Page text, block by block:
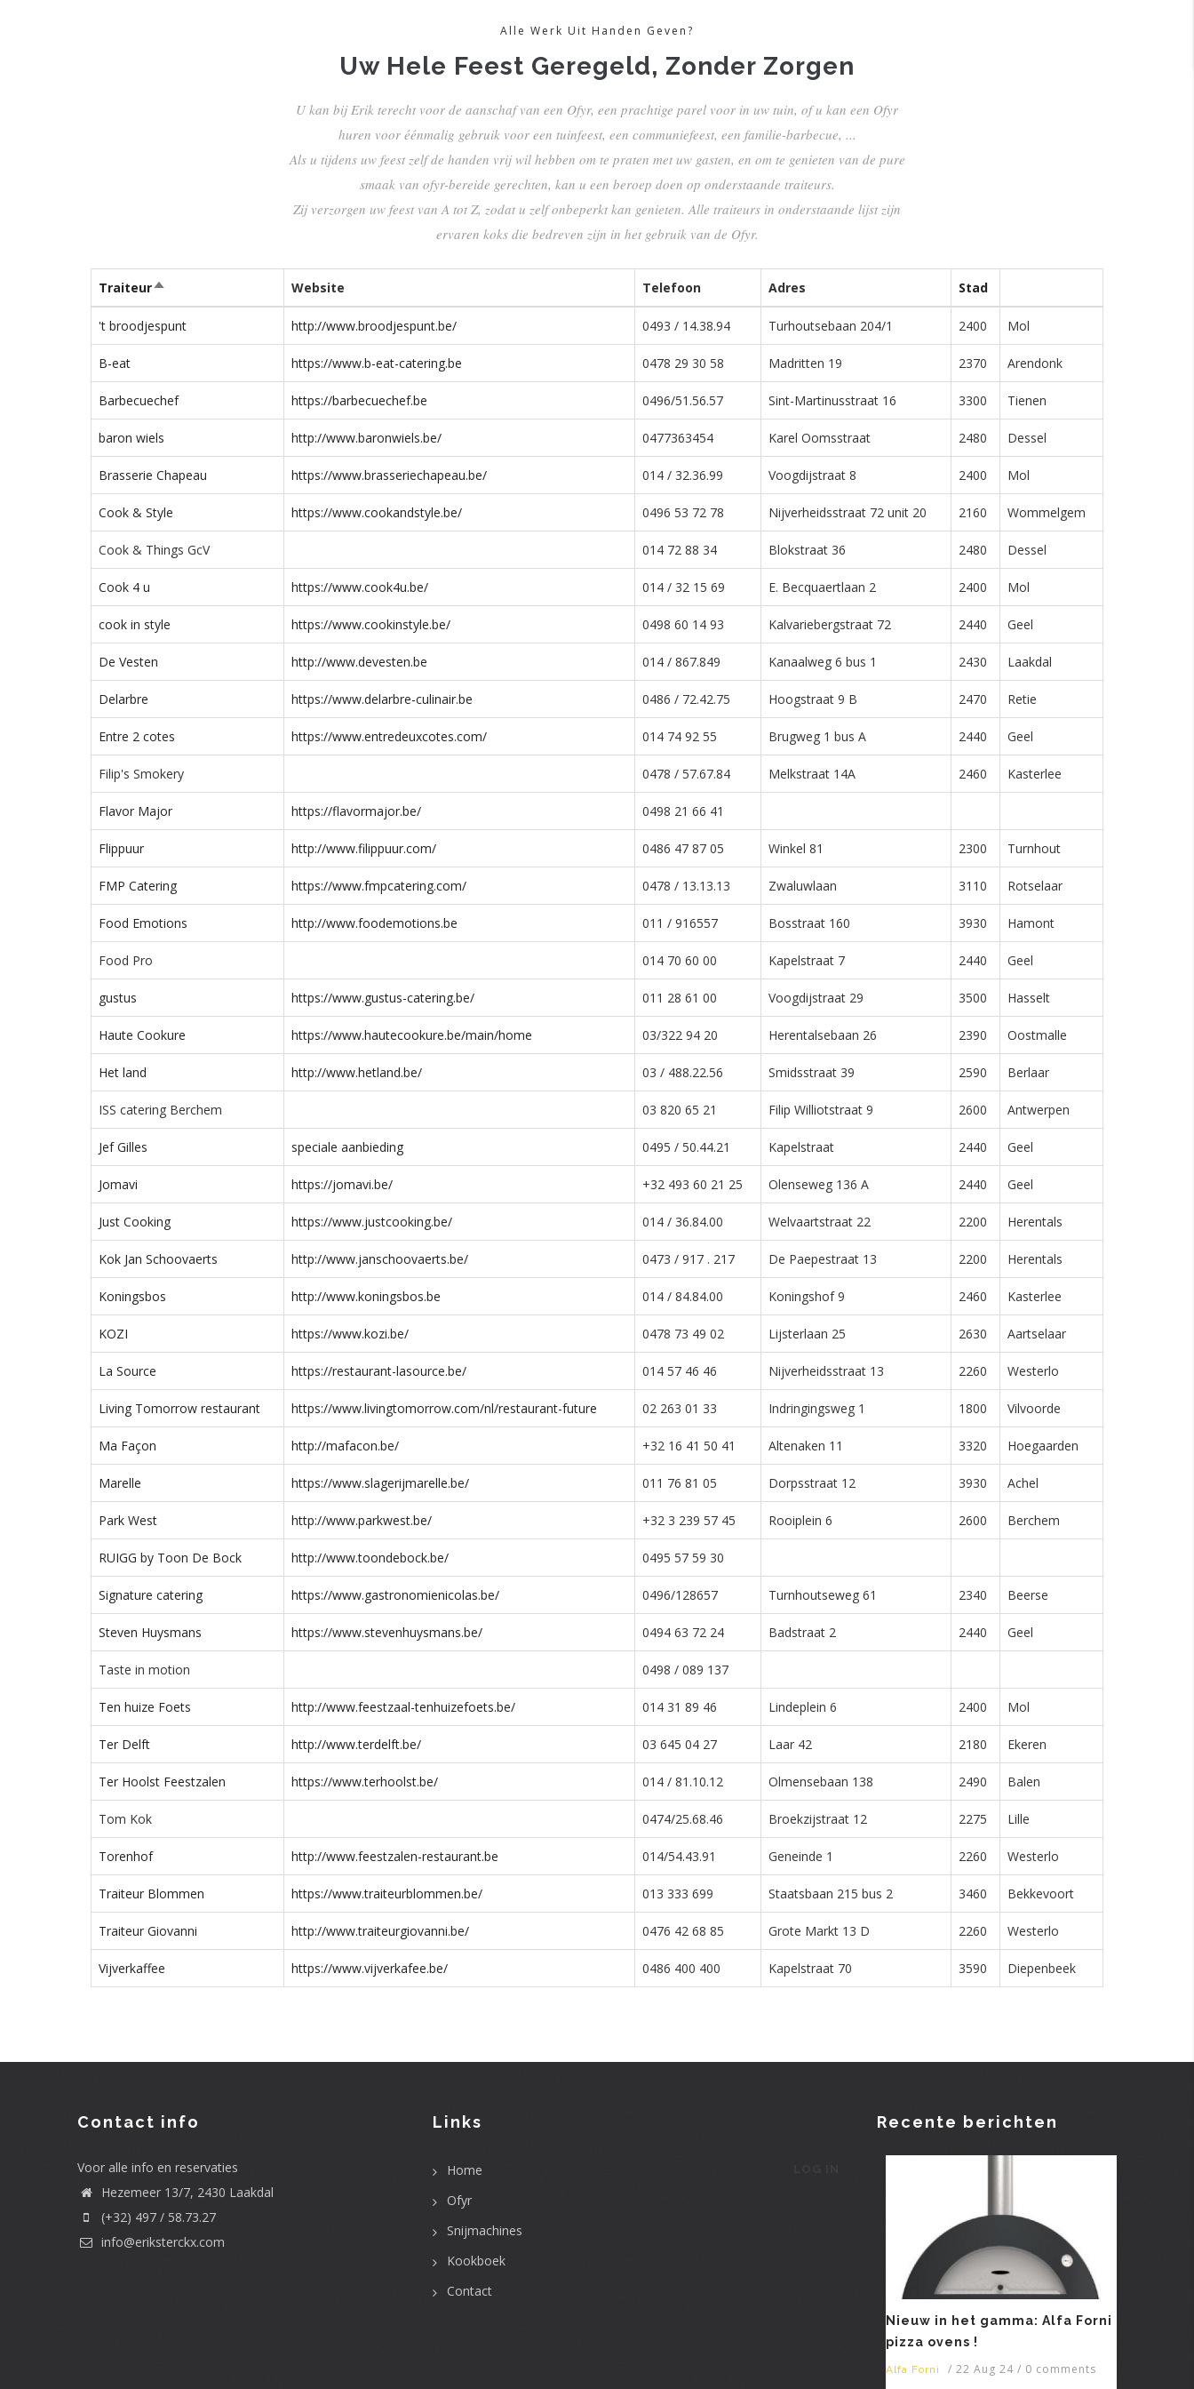
Alle Werk Uit Handen Geven?
Uw Hele Feest Geregeld, Zonder Zorgen
U kan bij Erik terecht voor de aanschaf van een Ofyr, een prachtige parel voor in uw tuin, of u kan een Ofyr
huren voor éénmalig gebruik voor een tuinfeest, een communiefeest, een familie-barbecue, ...
Als u tijdens uw feest zelf de handen vrij wil hebben om te praten met uw gasten, en om te genieten van de pure
smaak van ofyr-bereide gerechten, kan u een beroep doen op onderstaande traiteurs.
Zij verzorgen uw feest van A tot Z, zodat u zelf onbeperkt kan genieten. Alle traiteurs in onderstaande lijst zijn
ervaren koks die bedreven zijn in het gebruik van de Ofyr.
TraiteurSort
descending
Website Telefoon Adres Stad
't broodjespunt http://www.broodjespunt.be/ 0493 / 14.38.94 Turhoutsebaan 204/1 2400 Mol
B-eat https://www.b-eat-catering.be 0478 29 30 58 Madritten 19 2370 Arendonk
Barbecuechef https://barbecuechef.be 0496/51.56.57 Sint-Martinusstraat 16 3300 Tienen
baron wiels http://www.baronwiels.be/ 0477363454 Karel Oomsstraat 2480 Dessel
Brasserie Chapeau https://www.brasseriechapeau.be/ 014 / 32.36.99 Voogdijstraat 8 2400 Mol
Cook & Style https://www.cookandstyle.be/ 0496 53 72 78 Nijverheidsstraat 72 unit 20 2160 Wommelgem
Cook & Things GcV 014 72 88 34 Blokstraat 36 2480 Dessel
Cook 4 u https://www.cook4u.be/ 014 / 32 15 69 E. Becquaertlaan 2 2400 Mol
cook in style https://www.cookinstyle.be/ 0498 60 14 93 Kalvariebergstraat 72 2440 Geel
De Vesten http://www.devesten.be 014 / 867.849 Kanaalweg 6 bus 1 2430 Laakdal
Delarbre https://www.delarbre-culinair.be 0486 / 72.42.75 Hoogstraat 9 B 2470 Retie
Entre 2 cotes https://www.entredeuxcotes.com/ 014 74 92 55 Brugweg 1 bus A 2440 Geel
Filip's Smokery 0478 / 57.67.84 Melkstraat 14A 2460 Kasterlee
Flavor Major https://flavormajor.be/ 0498 21 66 41
Flippuur http://www.filippuur.com/ 0486 47 87 05 Winkel 81 2300 Turnhout
FMP Catering https://www.fmpcatering.com/ 0478 / 13.13.13 Zwaluwlaan 3110 Rotselaar
Food Emotions http://www.foodemotions.be 011 / 916557 Bosstraat 160 3930 Hamont
Food Pro 014 70 60 00 Kapelstraat 7 2440 Geel
gustus https://www.gustus-catering.be/ 011 28 61 00 Voogdijstraat 29 3500 Hasselt
Haute Cookure https://www.hautecookure.be/main/home 03/322 94 20 Herentalsebaan 26 2390 Oostmalle
Het land http://www.hetland.be/ 03 / 488.22.56 Smidsstraat 39 2590 Berlaar
ISS catering Berchem 03 820 65 21 Filip Williotstraat 9 2600 Antwerpen
Jef Gilles speciale aanbieding 0495 / 50.44.21 Kapelstraat 2440 Geel
Jomavi https://jomavi.be/ +32 493 60 21 25 Olenseweg 136 A 2440 Geel
Just Cooking https://www.justcooking.be/ 014 / 36.84.00 Welvaartstraat 22 2200 Herentals
Kok Jan Schoovaerts http://www.janschoovaerts.be/ 0473 / 917 . 217 De Paepestraat 13 2200 Herentals
Koningsbos http://www.koningsbos.be 014 / 84.84.00 Koningshof 9 2460 Kasterlee
KOZI https://www.kozi.be/ 0478 73 49 02‬ Lijsterlaan 25 2630 Aartselaar
La Source https://restaurant-lasource.be/ 014 57 46 46 Nijverheidsstraat 13 2260 Westerlo
Living Tomorrow restaurant https://www.livingtomorrow.com/nl/restaurant-future 02 263 01 33 Indringingsweg 1 1800 Vilvoorde
Ma Façon http://mafacon.be/ +32 16 41 50 41 Altenaken 11 3320 Hoegaarden
Marelle https://www.slagerijmarelle.be/ 011 76 81 05 Dorpsstraat 12 3930 Achel
Park West http://www.parkwest.be/ +32 3 239 57 45 Rooiplein 6 2600 Berchem
RUIGG by Toon De Bock http://www.toondebock.be/ 0495 57 59 30
Signature catering https://www.gastronomienicolas.be/ 0496/128657 Turnhoutseweg 61 2340 Beerse
Steven Huysmans https://www.stevenhuysmans.be/ 0494 63 72 24 Badstraat 2 2440 Geel
Taste in motion 0498 / 089 137
Ten huize Foets http://www.feestzaal-tenhuizefoets.be/ 014 31 89 46 Lindeplein 6 2400 Mol
Ter Delft http://www.terdelft.be/ 03 645 04 27 Laar 42 2180 Ekeren
Ter Hoolst Feestzalen https://www.terhoolst.be/ 014 / 81.10.12 Olmensebaan 138 2490 Balen
Tom Kok 0474/25.68.46 Broekzijstraat 12 2275 Lille
Torenhof http://www.feestzalen-restaurant.be 014/54.43.91 Geneinde 1 2260 Westerlo
Traiteur Blommen https://www.traiteurblommen.be/ 013 333 699 Staatsbaan 215 bus 2 3460 Bekkevoort
Traiteur Giovanni http://www.traiteurgiovanni.be/ 0476 42 68 85 Grote Markt 13 D 2260 Westerlo
Vijverkaffee https://www.vijverkafee.be/ 0486 400 400 Kapelstraat 70 3590 Diepenbeek
Contact info
Voor alle info en reservaties
Hezemeer 13/7, 2430 Laakdal
(+32) 497 / 58.73.27
info@eriksterckx.com
Links
Home
Ofyr
Snijmachines
Kookboek
Contact
Recente berichten
Nieuw in het gamma: Alfa Forni
pizza ovens !
Alfa Forni / 22 Aug 24 / 0 comments